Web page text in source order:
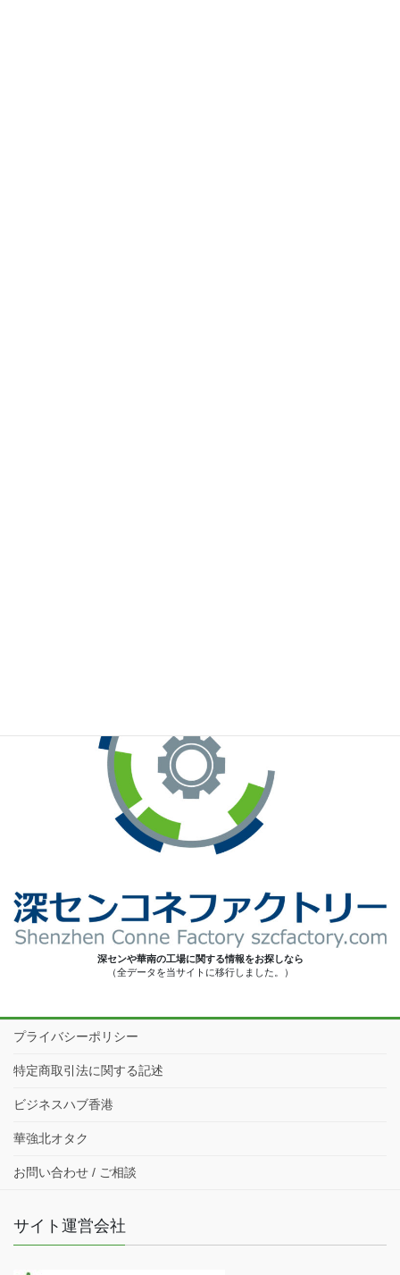
深センや華南の工場に関する情報をお探しなら
（全データを当サイトに移行しました。）
プライバシーポリシー
特定商取引法に関する記述
ビジネスハブ香港
華強北オタク
お問い合わせ / ご相談
サイト運営会社